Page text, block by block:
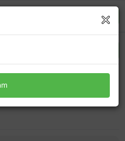
Süpürge Yan Mandalı Gri